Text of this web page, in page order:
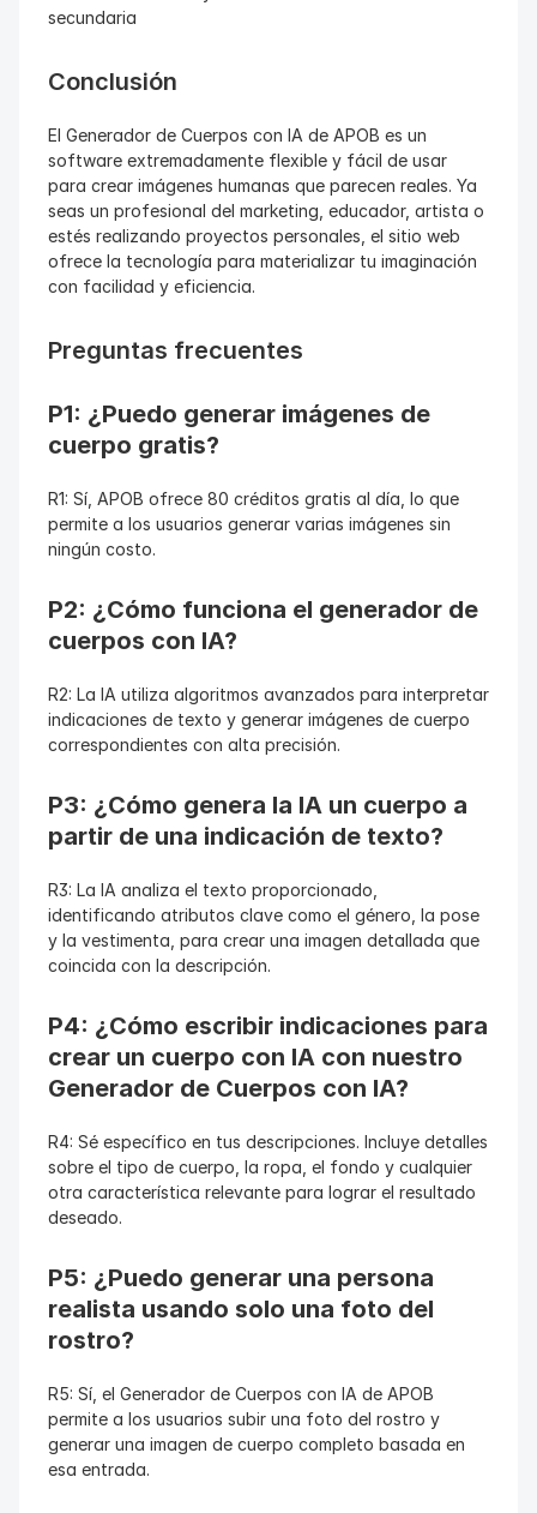
secundaria
Conclusión
El Generador de Cuerpos con IA de APOB es un
software extremadamente flexible y fácil de usar
para crear imágenes humanas que parecen reales. Ya
seas un profesional del marketing, educador, artista o
estés realizando proyectos personales, el sitio web
ofrece la tecnología para materializar tu imaginación
con facilidad y eficiencia.
Preguntas frecuentes
P1: ¿Puedo generar imágenes de
cuerpo gratis?
R1: Sí, APOB ofrece 80 créditos gratis al día, lo que
permite a los usuarios generar varias imágenes sin
ningún costo.
P2: ¿Cómo funciona el generador de
cuerpos con IA?
R2: La IA utiliza algoritmos avanzados para interpretar
indicaciones de texto y generar imágenes de cuerpo
correspondientes con alta precisión.
P3: ¿Cómo genera la IA un cuerpo a
partir de una indicación de texto?
R3: La IA analiza el texto proporcionado,
identificando atributos clave como el género, la pose
y la vestimenta, para crear una imagen detallada que
coincida con la descripción.
P4: ¿Cómo escribir indicaciones para
crear un cuerpo con IA con nuestro
Generador de Cuerpos con IA?
R4: Sé específico en tus descripciones. Incluye detalles
sobre el tipo de cuerpo, la ropa, el fondo y cualquier
otra característica relevante para lograr el resultado
deseado.
P5: ¿Puedo generar una persona
realista usando solo una foto del
rostro?
R5: Sí, el Generador de Cuerpos con IA de APOB
permite a los usuarios subir una foto del rostro y
generar una imagen de cuerpo completo basada en
esa entrada.